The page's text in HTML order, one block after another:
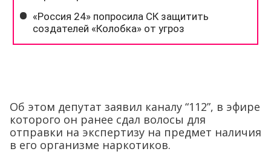
Об этом депутат заявил каналу “112”, в эфире
которого он ранее сдал волосы для
отправки на экспертизу на предмет наличия
в его организме наркотиков.